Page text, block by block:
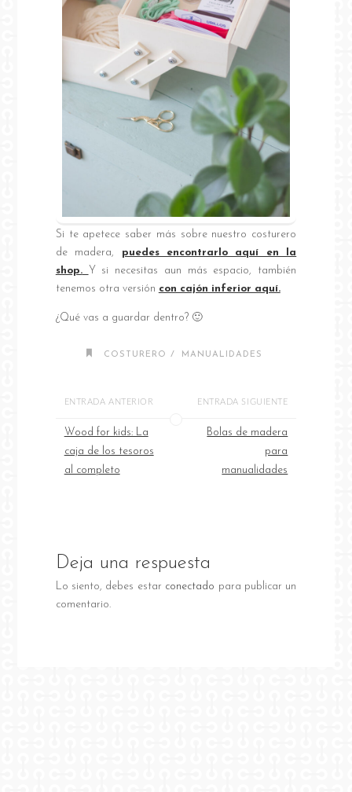
Si te apetece saber más sobre nuestro costurero
de madera,
puedes encontrarlo aquí en la
shop.
Y si necesitas aun más espacio, también
tenemos otra versión con cajón inferior aquí.
¿Qué vas a guardar dentro? 🙂
COSTURERO / MANUALIDADES
ENTRADA ANTERIOR
Wood for kids: La
caja de los tesoros
al completo
ENTRADA SIGUIENTE
Bolas de madera
para
manualidades
Deja una respuesta
Lo siento, debes estar conectado para publicar un
comentario.